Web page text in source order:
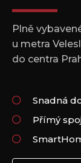
Plně
u metra
do centra
Snadná
Přímý